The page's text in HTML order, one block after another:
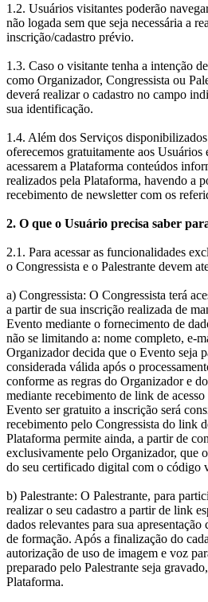
1.2. Usuários visitantes poderão
não logada sem que seja necessária a
inscrição/cadastro prévio.
1.3. Caso o visitante tenha a intenção
como Organizador, Congressista ou
deverá realizar o cadastro no campo
sua identificação.
1.4. Além dos Serviços
oferecemos gratuitamente aos Usuários
acessarem a Plataforma conteúdos
realizados pela Plataforma, havendo a
recebimento de newsletter com os
2. O que o Usuário precisa saber
2.1. Para acessar as funcionalidades
o Congressista e o Palestrante devem
a) Congressista: O Congressista terá
a partir de sua inscrição realizada de
Evento mediante o fornecimento de
não se limitando a: nome completo, e-
Organizador decida que o Evento seja
considerada válida após o
conforme as regras do Organizador e
mediante recebimento de link de
Evento ser gratuito a inscrição será
recebimento pelo Congressista do link
Plataforma permite ainda, a partir de
exclusivamente pelo Organizador, que
do seu certificado digital com o código
b) Palestrante: O Palestrante, para
realizar o seu cadastro a partir de link
dados relevantes para sua
de formação. Após a finalização do
autorização de uso de imagem e voz
preparado pelo Palestrante seja
Plataforma.